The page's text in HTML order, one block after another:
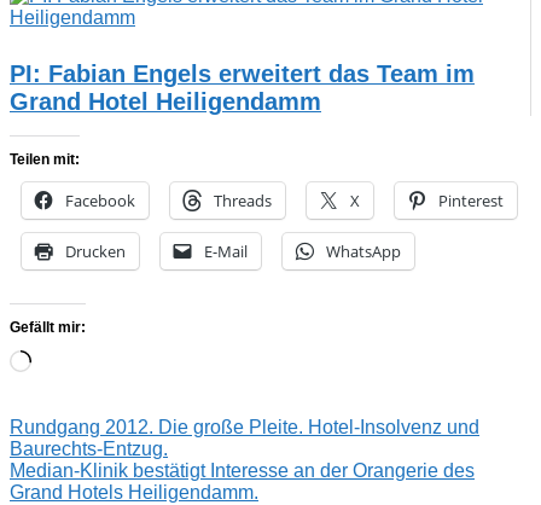
PI: Fabian Engels erweitert das Team im
Grand Hotel Heiligendamm
Teilen mit:
Facebook Threads X Pinterest
Drucken E-Mail WhatsApp
Gefällt mir:
Wird
Beitragsnavigation
Vorheriger
Beitrag:
Rundgang 2012. Die große Pleite. Hotel-Insolvenz und
Baurechts-Entzug.
Nächster
Beitrag:
Median-Klinik bestätigt Interesse an der Orangerie des
Grand Hotels Heiligendamm.